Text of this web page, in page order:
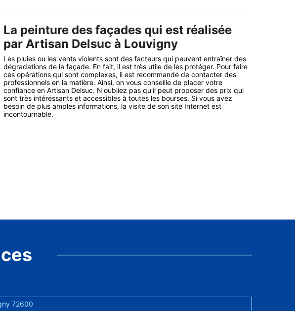
La peinture des façades qui est réalisée
par Artisan Delsuc à Louvigny
Les pluies ou les vents violents sont des facteurs qui peuvent entraîner des
dégradations de la façade. En fait, il est très utile de les protéger. Pour faire
ces opérations qui sont complexes, il est recommandé de contacter des
professionnels en la matière. Ainsi, on vous conseille de placer votre
confiance en Artisan Delsuc. N'oubliez pas qu'il peut proposer des prix qui
sont très intéressants et accessibles à toutes les bourses. Si vous avez
besoin de plus amples informations, la visite de son site Internet est
incontournable.
72600